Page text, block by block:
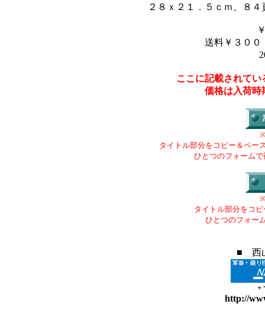
２８ｘ２１．５ｃｍ、８
送料￥３００
ここに記載されて
価格は入荷時
タイトル部分をコピー＆ペー
ひとつのフォーム
タイトル部分をコ
ひとつのフォー
■ 西
+
http://